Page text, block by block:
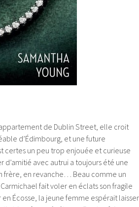
de Dublin Street, elle croit
d’Édimbourg, et une future
certes un peu trop enjouée et curieuse
avec autrui a toujours été une
frère, en revanche… Beau comme un
fait voler en éclats son fragile
Écosse, la jeune femme espérait laisser